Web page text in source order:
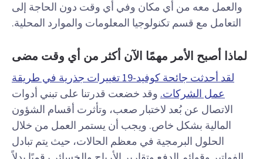
والعمل معه من أي مكان وفي أي وقت دون الحاجة إلى
التعامل مع قسم تكنولوجيا المعلومات والموارد المحلية.
لماذا أصبح الأمر مهمًا الآن أكثر من أي وقت مضى
لقد أحدثت جائحة كوفيد-19 تغييرات جذرية في طريقة
عمل الشركات. وقد خضعت قدرتنا على تبني أدوات
الاتصال عن بُعد لاختبار صعب، وتأثرت أقسام الشؤون
المالية بشكل خاص. ويجب أن يستمر العمل من خلال
الحلول البرمجية في معظم الحالات، حيث يتم تبادل